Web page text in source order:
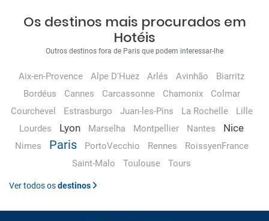
Os destinos mais procurados em
Hotéis
Outros destinos fora de Paris que podem interessar-lhe
Aix-en-Provence Alpe D'Huez Arlés Avinhão
Biarritz
Bordéus
Cannes Carcassonne Chamonix
Colmar
Courchevel
Estrasburgo Juan-les-Pins La Rochelle
Lille
Lourdes
Lyon Marselha Montpellier Nantes Nice
Nimes Paris PortoVecchio Rennes
RoissyenFrance
Saint-Malo
Toulouse Tours
Ver todos osdestinos